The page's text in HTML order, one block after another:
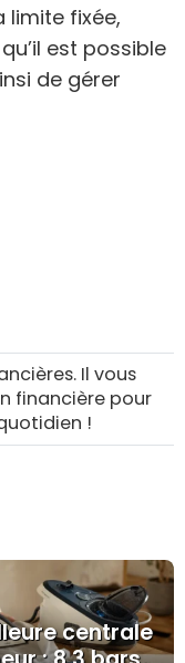
limite fixée,
est possible
de gérer
Il vous
financière pour
!
centrale